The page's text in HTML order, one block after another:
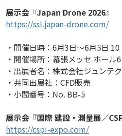
展示会『Japan Drone 2026』
https://ssl.japan-drone.com/
・開催日時：6月3日～6月5日
・開催場所：幕張メッセ ホール6
・出展者名：株式会社ジュンテ
・共同出展社：CFD販売
・小間番号：No. BB-5
展示会『国際 建設・測量展／
https://cspi-expo.com/